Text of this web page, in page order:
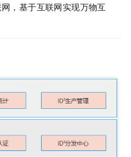
，基于互联网实现万物互